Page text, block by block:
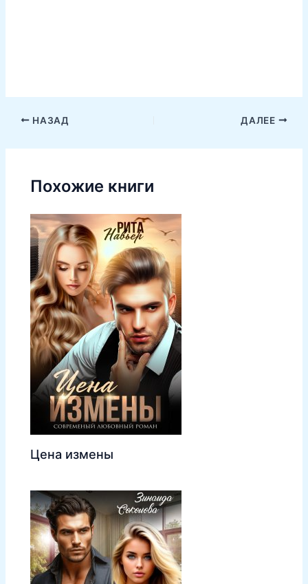
НАЗАД ДАЛЕЕ
Похожие книги
Цена измены